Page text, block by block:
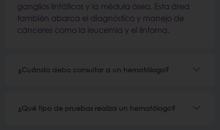
ganglios linfáticos y la médula ósea. Esta área
también abarca el diagnóstico y manejo de
cánceres como la leucemia y el linfoma.
¿Cuándo debo consultar a un hematólogo?
¿Qué tipo de pruebas realiza un hematólogo?